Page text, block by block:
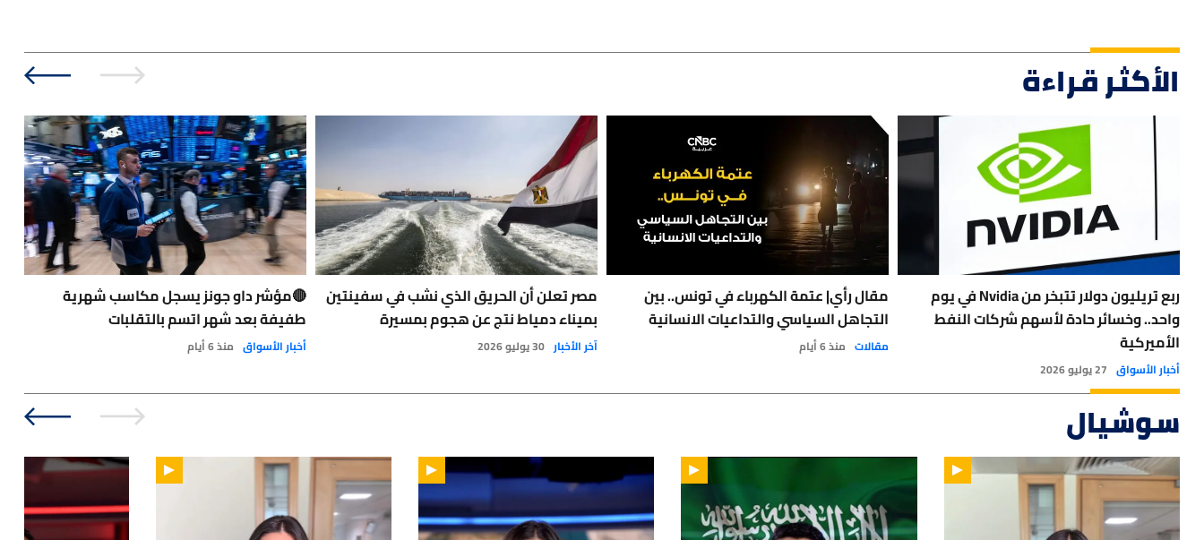
الأكثر قراءة
ربع تريليون دولار تتبخر من Nvidia في يوم
واحد.. وخسائر حادة لأسهم شركات النفط
الأميركية
أخبار الأسواق 27 يوليو 2026
مقال رأي| عتمة الكهرباء في تونس.. بين
التجاهل السياسي والتداعيات الانسانية
مقالات منذ 6 أيام
مصر تعلن أن الحريق الذي نشب في سفينتين
بميناء دمياط نتج عن هجوم بمسيرة
آخر الأخبار 30 يوليو 2026
🔴مؤشر داو جونز يسجل مكاسب شهرية
طفيفة بعد شهر اتسم بالتقلبات
أخبار الأسواق منذ 6 أيام
سوشيال